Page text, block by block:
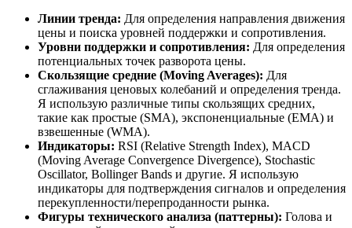
Линии тренда: Для определения направления движения
цены и поиска уровней поддержки и сопротивления.
Уровни поддержки и сопротивления: Для определения
потенциальных точек разворота цены.
Скользящие средние (Moving Averages): Для
сглаживания ценовых колебаний и определения тренда.
Я использую различные типы скользящих средних,
такие как простые (SMA), экспоненциальные (EMA) и
взвешенные (WMA).
Индикаторы: RSI (Relative Strength Index), MACD
(Moving Average Convergence Divergence), Stochastic
Oscillator, Bollinger Bands и другие. Я использую
индикаторы для подтверждения сигналов и определения
перекупленности/перепроданности рынка.
Фигуры технического анализа (паттерны): Голова и